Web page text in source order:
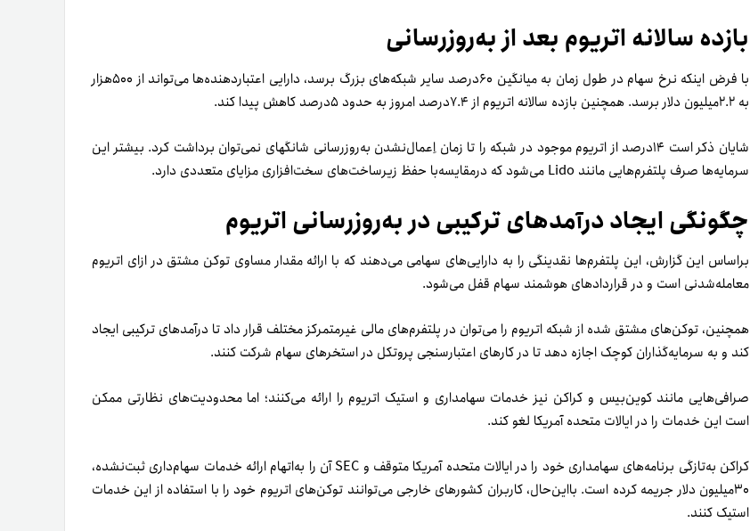
بازده سالانه اتریوم بعد از به‌روزرسانی
با فرض اینکه نرخ سهام در طول زمان به میانگین ۶۰درصد سایر شبکه‌های بزرگ برسد، دارایی اعتباردهنده‌ها می‌تواند از ۵۰۰هزار
به ۲.۲میلیون دلار برسد. همچنین بازده سالانه اتریوم از ۷.۴درصد امروز به حدود ۵درصد کاهش پیدا کند.
شایان ذکر است ۱۴درصد از اتریوم موجود در شبکه را تا زمان اِعمال‌نشدن به‌روزرسانی شانگهای نمی‌توان برداشت کرد. بیشتر این
سرمایه‌ها صرف پلتفرم‌هایی مانند Lido می‌شود که در‌مقایسه‌با حفظ زیرساخت‌های سخت‌افزاری مزایای متعددی دارد.
چگونگی ایجاد درآمدهای ترکیبی در به‌روزرسانی اتریوم
بر‌اساس این گزارش، این پلتفرم‌ها نقدینگی را به دارایی‌های سهامی می‌دهند که با ارائه مقدار مساوی توکن مشتق در ازای اتریوم
معامله‌شدنی است و در قراردادهای هوشمند سهام قفل می‌شود.
همچنین، توکن‌های مشتق شده از شبکه اتریوم را می‌توان در پلتفرم‌های مالی غیرمتمرکز مختلف قرار داد تا درآمدهای ترکیبی ایجاد
کند و به سرمایه‌گذاران کوچک اجازه دهد تا در کارهای اعتبارسنجی پروتکل در استخرهای سهام شرکت کنند.
صرافی‌هایی مانند کوین‌بیس و کراکن نیز خدمات سهامداری و استیک اتریوم را ارائه می‌کنند؛ اما محدودیت‌های نظارتی ممکن
است این خدمات را در ایالات متحده آمریکا لغو کند.
کراکن به‌تاز‌گی برنامه‌های سهامداری خود را در ایالات متحده آمریکا متوقف و SEC آن را به‌اتهام ارائه خدمات سهام‌داری ثبت‌نشده،
۳۰میلیون دلار جریمه کرده است. با‌این‌حال، کاربران کشورهای خارجی می‌توانند توکن‌های اتریوم خود را با استفاده از این خدمات
استیک کنند.